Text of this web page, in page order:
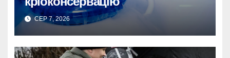
СЕР 7, 2026